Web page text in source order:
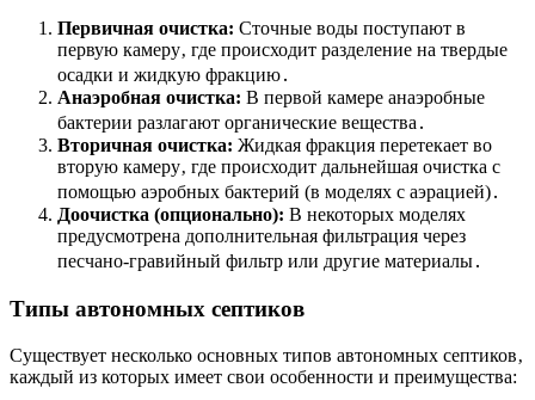
Первичная очистка: Сточные воды поступают в
первую камеру‚ где происходит разделение на твердые
осадки и жидкую фракцию․
Анаэробная очистка: В первой камере анаэробные
бактерии разлагают органические вещества․
Вторичная очистка: Жидкая фракция перетекает во
вторую камеру‚ где происходит дальнейшая очистка с
помощью аэробных бактерий (в моделях с аэрацией)․
Доочистка (опционально): В некоторых моделях
предусмотрена дополнительная фильтрация через
песчано-гравийный фильтр или другие материалы․
Типы автономных септиков
Существует несколько основных типов автономных септиков‚
каждый из которых имеет свои особенности и преимущества: